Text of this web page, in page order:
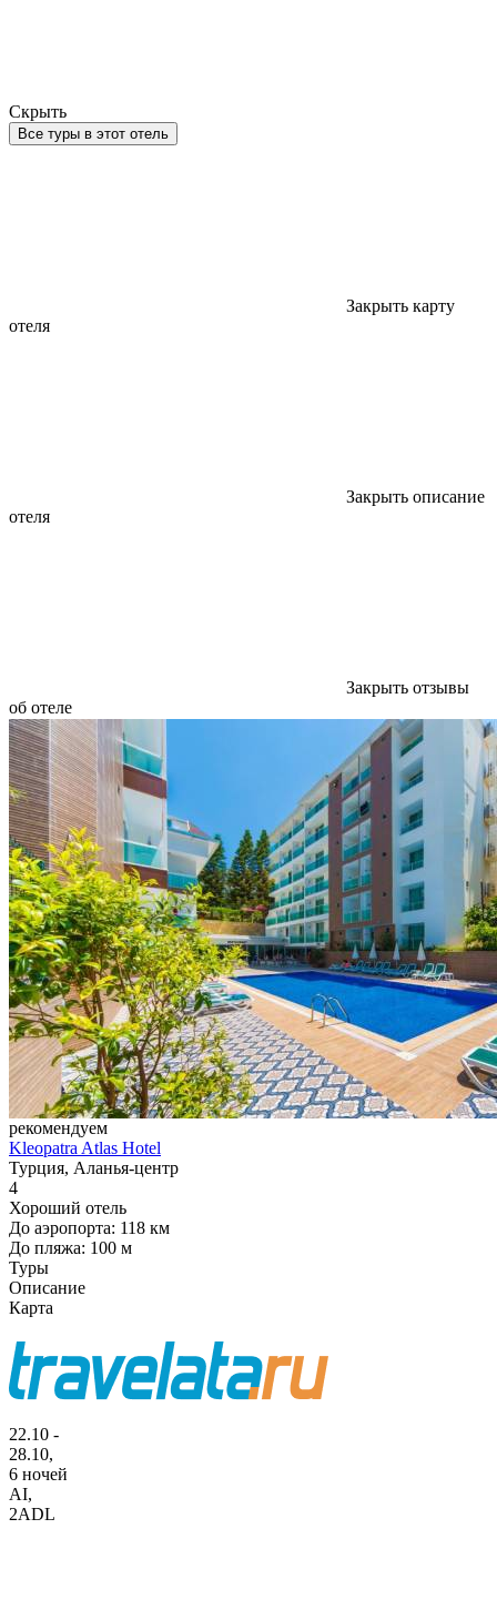
Скрыть
Все туры в этот отель
Закрыть карту
отеля
Закрыть описание
отеля
Закрыть отзывы
об отеле
рекомендуем
Kleopatra Atlas Hotel
Турция, Аланья-центр
4
Хороший отель
До аэропорта: 118 км
До пляжа: 100 м
Туры
Описание
Карта
22.10 -
28.10,
6 ночей
AI,
2ADL